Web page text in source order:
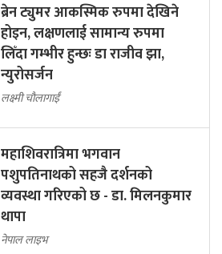
ब्रेन ट्युमर आकस्मिक रुपमा देखिने
होइन, लक्षणलाई सामान्य रुपमा
लिँदा गम्भीर हुन्छः डा राजीव झा,
न्युरोसर्जन
लक्ष्मी चौलागाईं
महाशिवरात्रिमा भगवान
पशुपतिनाथको सहजै दर्शनको
व्यवस्था गरिएको छ - डा. मिलनकुमार
थापा
नेपाल लाइभ